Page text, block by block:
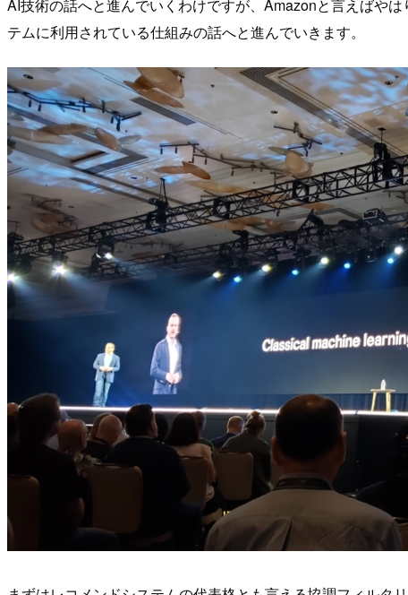
AI技術の話へと進んでいくわけですが、Amazonと言えばや
テムに利用されている仕組みの話へと進んでいきます。